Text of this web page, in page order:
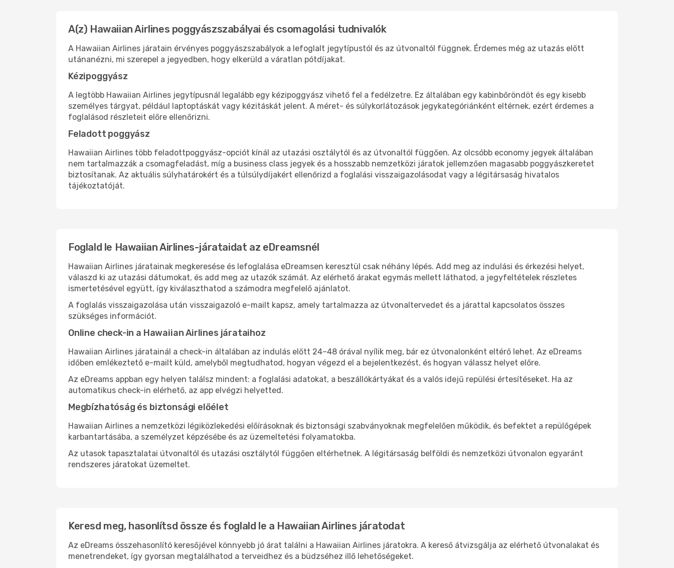
A(z) Hawaiian Airlines poggyászszabályai és csomagolási tudnivalók
A Hawaiian Airlines járatain érvényes poggyászszabályok a lefoglalt jegytípustól és az útvonaltól függnek. Érdemes még az utazás előtt
utánanézni, mi szerepel a jegyedben, hogy elkerüld a váratlan pótdíjakat.
Kézipoggyász
A legtöbb Hawaiian Airlines jegytípusnál legalább egy kézipoggyász vihető fel a fedélzetre. Ez általában egy kabinbőröndöt és egy kisebb
személyes tárgyat, például laptoptáskát vagy kézitáskát jelent. A méret- és súlykorlátozások jegykategóriánként eltérnek, ezért érdemes a
foglalásod részleteit előre ellenőrizni.
Feladott poggyász
Hawaiian Airlines több feladottpoggyász-opciót kínál az utazási osztálytól és az útvonaltól függően. Az olcsóbb economy jegyek általában
nem tartalmazzák a csomagfeladást, míg a business class jegyek és a hosszabb nemzetközi járatok jellemzően magasabb poggyászkeretet
biztosítanak. Az aktuális súlyhatárokért és a túlsúlydíjakért ellenőrizd a foglalási visszaigazolásodat vagy a légitársaság hivatalos
tájékoztatóját.
Foglald le Hawaiian Airlines-járataidat az eDreamsnél
Hawaiian Airlines járatainak megkeresése és lefoglalása eDreamsen keresztül csak néhány lépés. Add meg az indulási és érkezési helyet,
válaszd ki az utazási dátumokat, és add meg az utazók számát. Az elérhető árakat egymás mellett láthatod, a jegyfeltételek részletes
ismertetésével együtt, így kiválaszthatod a számodra megfelelő ajánlatot.
A foglalás visszaigazolása után visszaigazoló e-mailt kapsz, amely tartalmazza az útvonaltervedet és a járattal kapcsolatos összes
szükséges információt.
Online check-in a Hawaiian Airlines járataihoz
Hawaiian Airlines járatainál a check-in általában az indulás előtt 24–48 órával nyílik meg, bár ez útvonalonként eltérő lehet. Az eDreams
időben emlékeztető e-mailt küld, amelyből megtudhatod, hogyan végezd el a bejelentkezést, és hogyan válassz helyet előre.
Az eDreams appban egy helyen találsz mindent: a foglalási adatokat, a beszállókártyákat és a valós idejű repülési értesítéseket. Ha az
automatikus check-in elérhető, az app elvégzi helyetted.
Megbízhatóság és biztonsági előélet
Hawaiian Airlines a nemzetközi légiközlekedési előírásoknak és biztonsági szabványoknak megfelelően működik, és befektet a repülőgépek
karbantartásába, a személyzet képzésébe és az üzemeltetési folyamatokba.
Az utasok tapasztalatai útvonaltól és utazási osztálytól függően eltérhetnek. A légitársaság belföldi és nemzetközi útvonalon egyaránt
rendszeres járatokat üzemeltet.
Keresd meg, hasonlítsd össze és foglald le a Hawaiian Airlines járatodat
Az eDreams összehasonlító keresőjével könnyebb jó árat találni a Hawaiian Airlines járatokra. A kereső átvizsgálja az elérhető útvonalakat és
menetrendeket, így gyorsan megtalálhatod a terveidhez és a büdzséhez illő lehetőségeket.